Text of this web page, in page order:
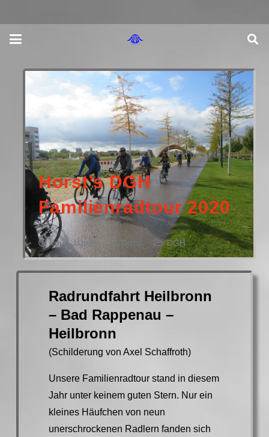
Horst’s DGH
Familienradtour 2020
vor 6 Jahren Disco DGH
Radrundfahrt Heilbronn
– Bad Rappenau –
Heilbronn
(Schilderung von Axel Schaffroth)
Unsere Familienradtour stand in diesem
Jahr unter keinem guten Stern. Nur ein
kleines Häufchen von neun
unerschrockenen Radlern fanden sich